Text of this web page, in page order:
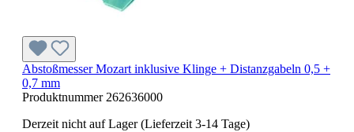
Abstoßmesser Mozart inklusive Klinge + Distanzgabeln 0,5 +
0,7 mm
Produktnummer 262636000
Derzeit nicht auf Lager (Lieferzeit 3-14 Tage)